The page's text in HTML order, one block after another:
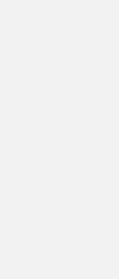
会社に
本ウェブサ
本ウェブサ
かったこと
たとえその
の可能性が
合でも、当
本ウェブサ
本ウェブサ
容や条件を